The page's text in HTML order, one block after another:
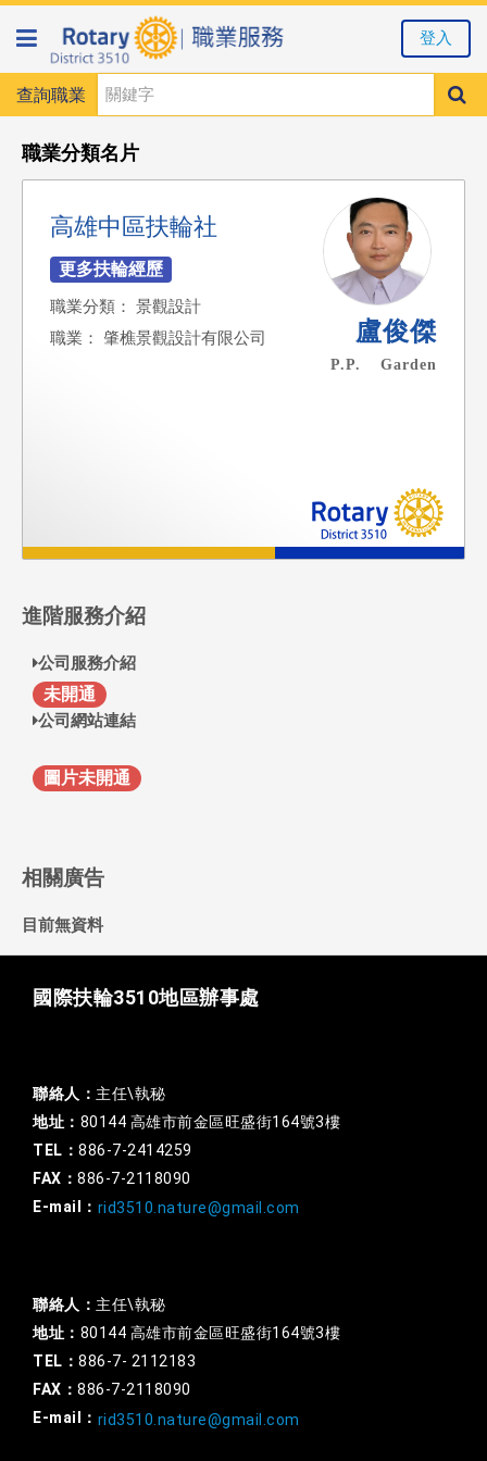
查詢職業
登入
職業分類名片
高雄中區扶輪社
職業分類： 景觀設計
職業： 肇樵景觀設計有限公司
盧俊傑
P.P. Garden
進階服務介紹
公司服務介紹
未開通
公司網站連結
圖片未開通
相關廣告
目前無資料
國際扶輪3510地區辦事處
聯絡人： 主任\執秘
地址： 80144 高雄市前金區旺盛街164號3樓
TEL： 886-7-2414259
FAX： 886-7-2118090
E-mail： rid3510.nature@gmail.com
聯絡人： 主任\執秘
地址： 80144 高雄市前金區旺盛街164號3樓
TEL： 886-7- 2112183
FAX： 886-7-2118090
E-mail： rid3510.nature@gmail.com